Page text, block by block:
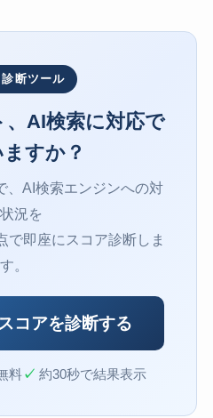
断ツール
AI検索に対応で
すか？
、AI検索エンジンへの対
況を
で即座にスコア診断しま
す。
コアを診断する
料✓ 約30秒で結果表示